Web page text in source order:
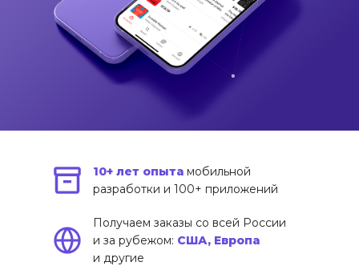
10+ лет опыта мобильной
разработки и 100+ приложений
Получаем заказы со всей России
и за рубежом: США, Европа
и другие